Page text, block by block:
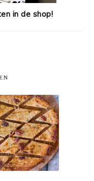
in de shop!